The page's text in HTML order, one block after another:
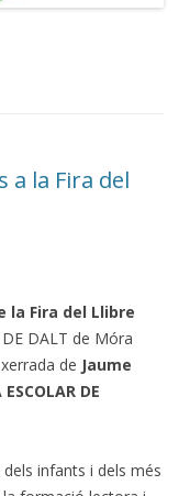
a la Fira del
la Fira del Llibre
DALT de Móra
de Jaume
DE
infants i dels més